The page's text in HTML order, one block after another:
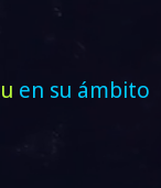
en su ámbito